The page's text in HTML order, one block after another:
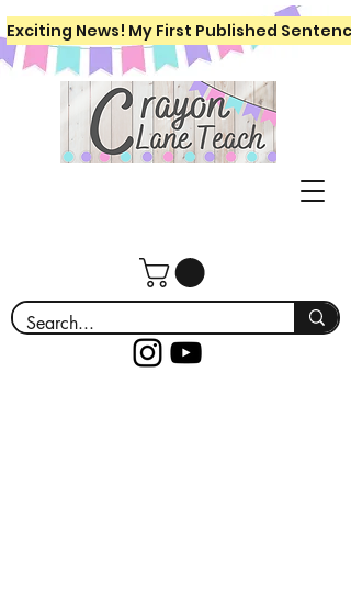
Exciting News! My First Published